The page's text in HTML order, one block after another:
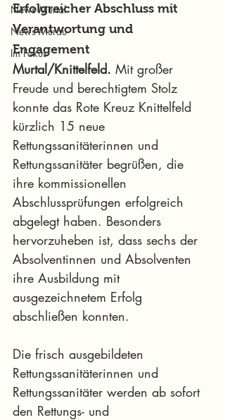
News Murtal
News Murau
Im Fokus
Erfolgreicher Abschluss mit
Verantwortung und
Engagement
Murtal/Knittelfeld. Mit großer
Freude und berechtigtem Stolz
konnte das Rote Kreuz Knittelfeld
kürzlich 15 neue
Rettungssanitäterinnen und
Rettungssanitäter begrüßen, die
ihre kommissionellen
Abschlussprüfungen erfolgreich
abgelegt haben. Besonders
hervorzuheben ist, dass sechs der
Absolventinnen und Absolventen
ihre Ausbildung mit
ausgezeichnetem Erfolg
abschließen konnten.
Die frisch ausgebildeten
Rettungssanitäterinnen und
Rettungssanitäter werden ab sofort
den Rettungs- und